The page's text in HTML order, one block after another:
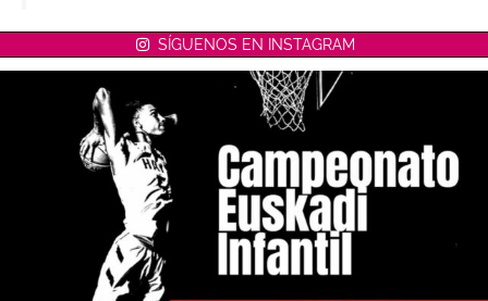
SÍGUENOS EN INSTAGRAM